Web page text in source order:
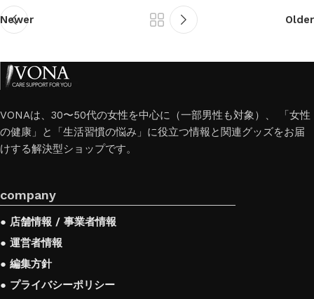
Newer Older
VONAは、30〜50代の女性を中心に（一部男性も対象）、 「女性
の健康」と「生活習慣の悩み」に役立つ情報と関連グッズをお届
けする解決型ショップです。
company
● 店舗情報 / 事業者情報
● 運営者情報
● 編集方針
● プライバシーポリシー